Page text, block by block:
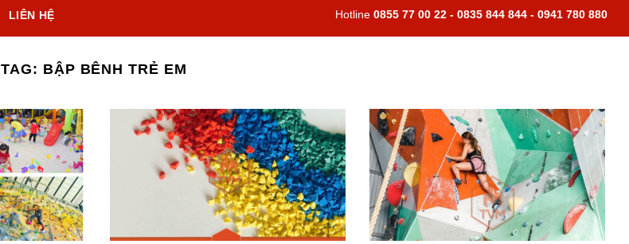
LIÊN HỆ Hotline 0855 77 00 22 - 0835 844 844 - 0941 780 880
TAG: BẬP BÊNH TRẺ EM